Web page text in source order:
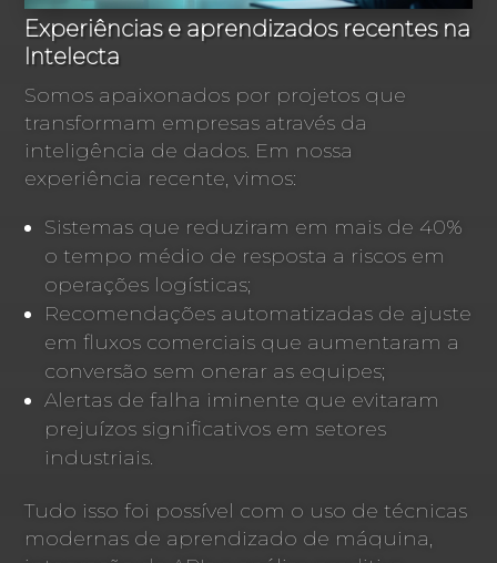
Experiências e aprendizados recentes na
Intelecta
Somos apaixonados por projetos que
transformam empresas através da
inteligência de dados. Em nossa
experiência recente, vimos:
Sistemas que reduziram em mais de 40%
o tempo médio de resposta a riscos em
operações logísticas;
Recomendações automatizadas de ajuste
em fluxos comerciais que aumentaram a
conversão sem onerar as equipes;
Alertas de falha iminente que evitaram
prejuízos significativos em setores
industriais.
Tudo isso foi possível com o uso de técnicas
modernas de aprendizado de máquina,